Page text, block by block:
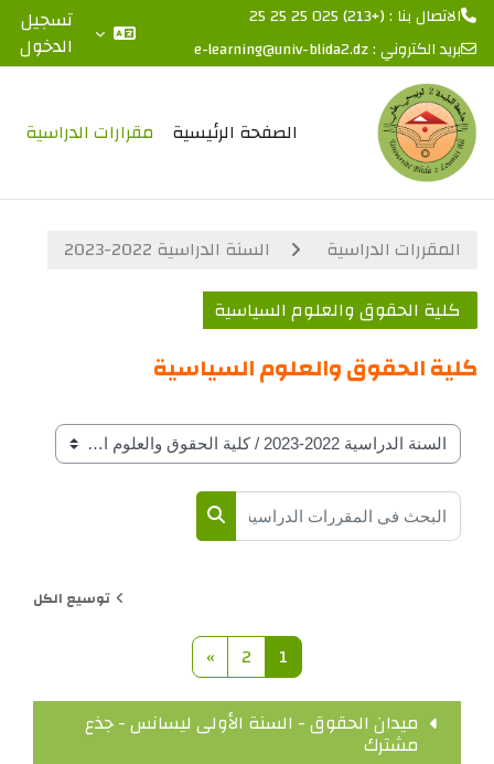
تخطى إلى المحتوى الرئيسي
الاتصال بنا : (+213) 025 25 25 25
بريد الكتروني :e-learning@univ-blida2.dz
تسجيل
الدخول
الصفحة الرئيسية مقرارات الدراسية
المقررات الدراسية
السنة الدراسية 2022-2023
كلية الحقوق والعلوم السياسية
كلية الحقوق والعلوم السياسية
تصنيفات المقرارات حسب السنة الدراسة
البحث في المقررات الدراسية
البحث في المقررات الدراسية
توسيع الكل
1 صفحة 1
2 صفحة 2
» الصفحة التالية
ميدان الحقوق - السنة الأولى ليسانس - جذع
مشترك